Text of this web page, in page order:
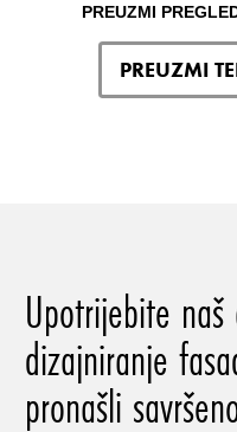
PREUZMI
PREUZMI
Upotrijebite
dizajniranje
pronašli